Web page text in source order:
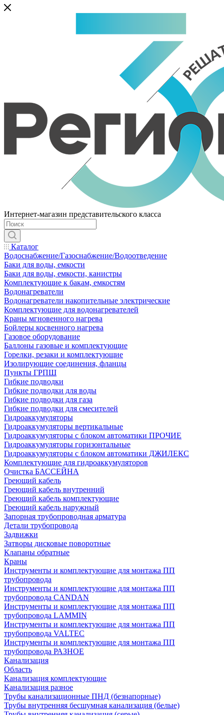
Интернет-магазин представительского класса
Каталог
Водоснабжение/Газоснабжение/Водоотведение
Баки для воды, емкости
Баки для воды, емкости, канистры
Комплектующие к бакам, емкостям
Водонагреватели
Водонагреватели накопительные электрические
Комплектующие для водонагревателей
Краны мгновенного нагрева
Бойлеры косвенного нагрева
Газовое оборудование
Баллоны газовые и комплектующие
Горелки, резаки и комплектующие
Изолирующие соединения, фланцы
Пункты ГРПШ
Гибкие подводки
Гибкие подводки для воды
Гибкие подводки для газа
Гибкие подводки для смесителей
Гидроаккумуляторы
Гидроаккумуляторы вертикальные
Гидроаккумуляторы с блоком автоматики ПРОЧИЕ
Гидроаккумуляторы горизонтальные
Гидроаккумуляторы с блоком автоматики ДЖИЛЕКС
Комплектующие для гидроаккумуляторов
Очистка БАССЕЙНА
Греющий кабель
Греющий кабель внутренний
Греющий кабель комплектующие
Греющий кабель наружный
Запорная трубопроводная арматура
Детали трубопровода
Задвижки
Затворы дисковые поворотные
Клапаны обратные
Краны
Инструменты и комплектующие для монтажа ПП
трубопровода
Инструменты и комплектующие для монтажа ПП
трубопровода CANDAN
Инструменты и комплектующие для монтажа ПП
трубопровода LAMMIN
Инструменты и комплектующие для монтажа ПП
трубопровода VALTEC
Инструменты и комплектующие для монтажа ПП
трубопровода РАЗНОЕ
Канализация
Область
Канализация комплектующие
Канализация разное
Трубы канализационные ПНД (безнапорные)
Трубы внутренняя бесшумная канализация (белые)